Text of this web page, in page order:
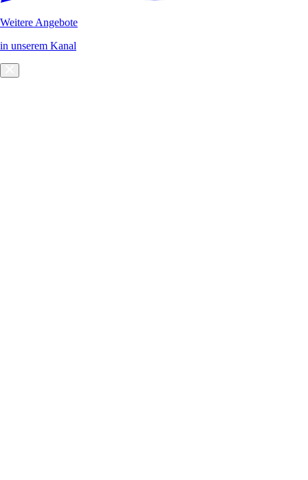
Weitere Angebote
in unserem Kanal